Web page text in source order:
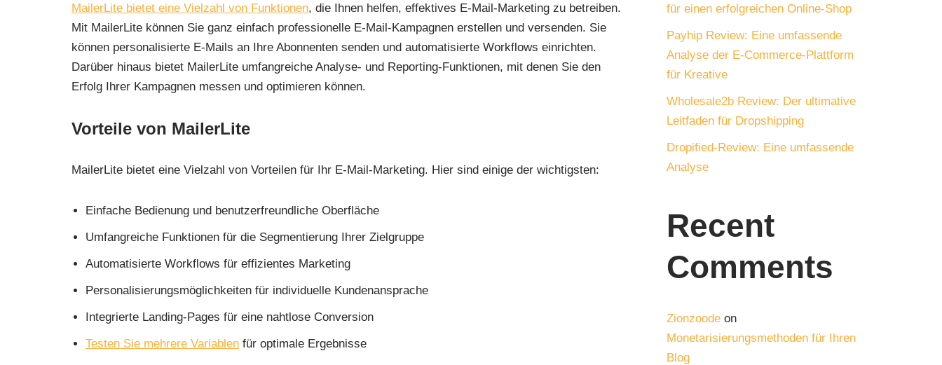
MailerLite bietet eine Vielzahl von Funktionen, die Ihnen helfen, effektives E-Mail-Marketing zu betreiben.
Mit MailerLite können Sie ganz einfach professionelle E-Mail-Kampagnen erstellen und versenden. Sie
können personalisierte E-Mails an Ihre Abonnenten senden und automatisierte Workflows einrichten.
Darüber hinaus bietet MailerLite umfangreiche Analyse- und Reporting-Funktionen, mit denen Sie den
Erfolg Ihrer Kampagnen messen und optimieren können.
Vorteile von MailerLite
MailerLite bietet eine Vielzahl von Vorteilen für Ihr E-Mail-Marketing. Hier sind einige der wichtigsten:
Einfache Bedienung und benutzerfreundliche Oberfläche
Umfangreiche Funktionen für die Segmentierung Ihrer Zielgruppe
Automatisierte Workflows für effizientes Marketing
Personalisierungsmöglichkeiten für individuelle Kundenansprache
Integrierte Landing-Pages für eine nahtlose Conversion
Testen Sie mehrere Variablen für optimale Ergebnisse
für einen erfolgreichen Online-Shop
Payhip Review: Eine umfassende
Analyse der E-Commerce-Plattform
für Kreative
Wholesale2b Review: Der ultimative
Leitfaden für Dropshipping
Dropified-Review: Eine umfassende
Analyse
Recent
Comments
Zionzoode on
Monetarisierungsmethoden für Ihren
Blog